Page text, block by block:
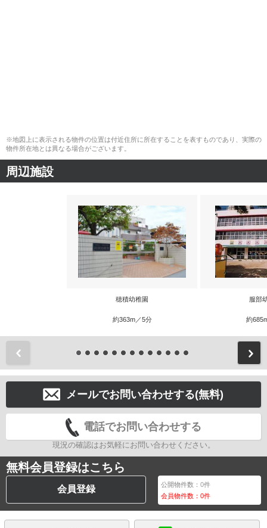
※地図上に表示される物件の位置は付近住所に所在することを表すものであり、実際の
物件所在地とは異なる場合がございます。
周辺施設
穂積幼稚園
約363m／5分
服部
約
メールでお問い合わせする(無料)
電話でお問い合わせする
現況の確認はお気軽にお問い合わせください。
無料会員登録はこちら
会員登録 公開物件数：0件
会員物件数：0件